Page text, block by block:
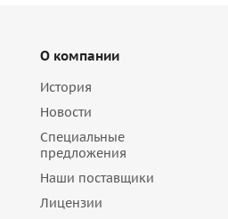
О компании
История
Новости
Специальные
предложения
Наши поставщики
Лицензии